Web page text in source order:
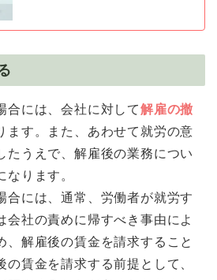
合には、会社に対して解雇の撤
ます。また、あわせて就労の意
たうえで、解雇後の業務につい
なります。
合には、通常、労働者が就労す
会社の責めに帰すべき事由によ
、解雇後の賃金を請求すること
の賃金を請求する前提として、